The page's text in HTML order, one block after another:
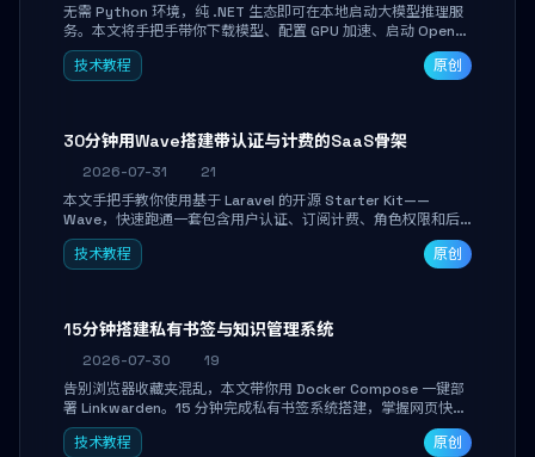
无需 Python 环境，纯 .NET 生态即可在本地启动大模型推理服
务。本文将手把手带你下载模型、配置 GPU 加速、启动 OpenAI
兼容 API，并在 C# 业务代码中无缝调用。数据不出网，零门槛
搞定本地 LLM 部署。
技术教程 原创
30分钟用Wave搭建带认证与计费的SaaS骨架
2026-07-31
21
本文手把手教你使用基于 Laravel 的开源 Starter Kit——
Wave，快速跑通一套包含用户认证、订阅计费、角色权限和后
台管理的完整 SaaS 骨架。附带 Stripe 测试支付对接与自定义
业务页面开发实战，助你省去重复基建时间，将精力聚焦于核心
技术教程 原创
15分钟搭建私有书签与知识管理系统
2026-07-30
19
告别浏览器收藏夹混乱，本文带你用 Docker Compose 一键部
署 Linkwarden。15 分钟完成私有书签系统搭建，掌握网页快照
归档、高亮批注、分类管理与全文搜索。适合开发者与知识工作
者打造个人知识库，资料统一归档，随时检索。
技术教程 原创